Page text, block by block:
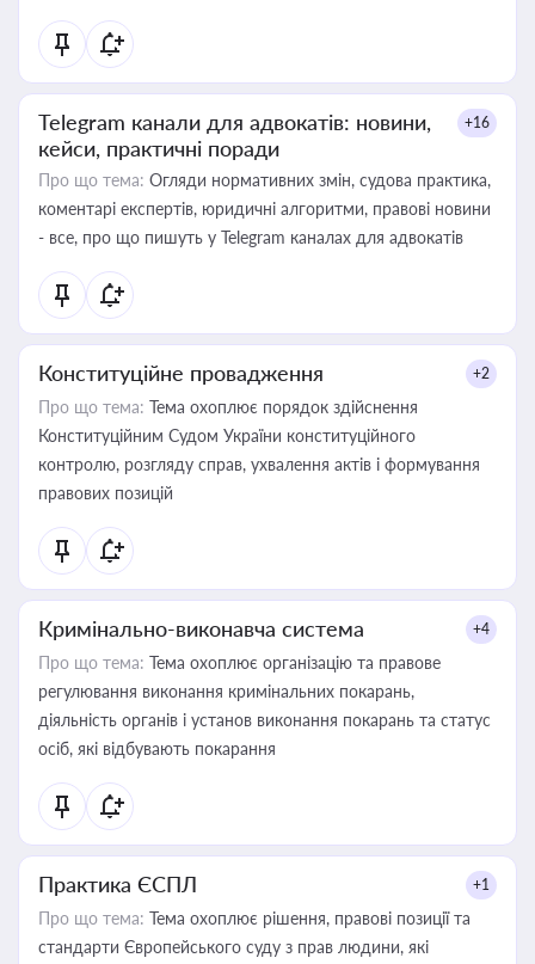
Telegram канали для адвокатів: новини,
кейси, практичні поради
+16
Про що тема: Огляди нормативних змін, судова практика,
коментарі експертів, юридичні алгоритми, правові новини
- все, про що пишуть у Telegram каналах для адвокатів
Конституційне провадження +2
Про що тема: Тема охоплює порядок здійснення
Конституційним Судом України конституційного
контролю, розгляду справ, ухвалення актів і формування
правових позицій
Кримінально-виконавча система +4
Про що тема: Тема охоплює організацію та правове
регулювання виконання кримінальних покарань,
діяльність органів і установ виконання покарань та статус
осіб, які відбувають покарання
Практика ЄСПЛ +1
Про що тема: Тема охоплює рішення, правові позиції та
стандарти Європейського суду з прав людини, які